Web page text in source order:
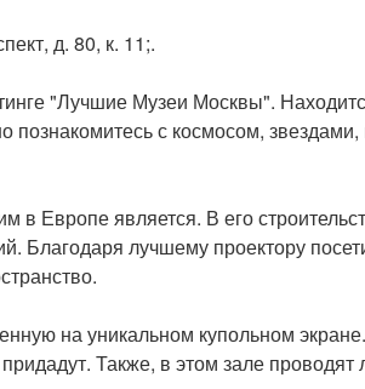
д. 80, к. 11;.
"Лучшие Музеи Москвы".
познакомитесь с космосом,
в Европе является. В его
Благодаря лучшему проектору
на уникальном купольном
Также, в этом зале проводят